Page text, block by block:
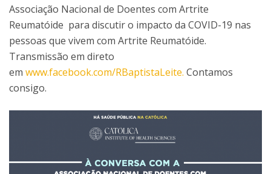
Associação Nacional de Doentes com Artrite
Reumatóide para discutir o impacto da COVID-19 nas
pessoas que vivem com Artrite Reumatóide.
Transmissão em direto
em www.facebook.com/RBaptistaLeite. Contamos
consigo.